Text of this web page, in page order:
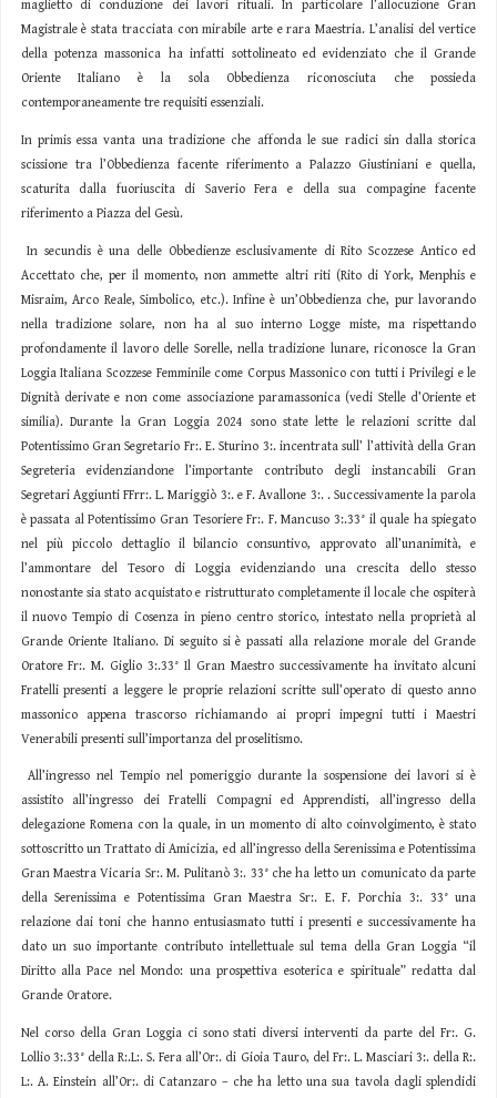
maglietto di conduzione dei lavori rituali. In particolare l’allocuzione Gran
Magistrale è stata tracciata con mirabile arte e rara Maestria. L’analisi del vertice
della potenza massonica ha infatti sottolineato ed evidenziato che il Grande
Oriente Italiano è la sola Obbedienza riconosciuta che possieda
contemporaneamente tre requisiti essenziali.
In primis essa vanta una tradizione che affonda le sue radici sin dalla storica
scissione tra l’Obbedienza facente riferimento a Palazzo Giustiniani e quella,
scaturita dalla fuoriuscita di Saverio Fera e della sua compagine facente
riferimento a Piazza del Gesù.
In secundis è una delle Obbedienze esclusivamente di Rito Scozzese Antico ed
Accettato che, per il momento, non ammette altri riti (Rito di York, Menphis e
Misraim, Arco Reale, Simbolico, etc.). Infine è un’Obbedienza che, pur lavorando
nella tradizione solare, non ha al suo interno Logge miste, ma rispettando
profondamente il lavoro delle Sorelle, nella tradizione lunare, riconosce la Gran
Loggia Italiana Scozzese Femminile come Corpus Massonico con tutti i Privilegi e le
Dignità derivate e non come associazione paramassonica (vedi Stelle d’Oriente et
similia). Durante la Gran Loggia 2024 sono state lette le relazioni scritte dal
Potentissimo Gran Segretario Fr:. E. Sturino 3:. incentrata sull’ l’attività della Gran
Segreteria evidenziandone l’importante contributo degli instancabili Gran
Segretari Aggiunti FFrr:. L. Mariggiò 3:. e F. Avallone 3:. . Successivamente la parola
è passata al Potentissimo Gran Tesoriere Fr:. F. Mancuso 3:.33° il quale ha spiegato
nel più piccolo dettaglio il bilancio consuntivo, approvato all’unanimità, e
l’ammontare del Tesoro di Loggia evidenziando una crescita dello stesso
nonostante sia stato acquistato e ristrutturato completamente il locale che ospiterà
il nuovo Tempio di Cosenza in pieno centro storico, intestato nella proprietà al
Grande Oriente Italiano. Di seguito si è passati alla relazione morale del Grande
Oratore Fr:. M. Giglio 3:.33° Il Gran Maestro successivamente ha invitato alcuni
Fratelli presenti a leggere le proprie relazioni scritte sull’operato di questo anno
massonico appena trascorso richiamando ai propri impegni tutti i Maestri
Venerabili presenti sull’importanza del proselitismo.
All’ingresso nel Tempio nel pomeriggio durante la sospensione dei lavori si è
assistito all’ingresso dei Fratelli Compagni ed Apprendisti, all’ingresso della
delegazione Romena con la quale, in un momento di alto coinvolgimento, è stato
sottoscritto un Trattato di Amicizia, ed all’ingresso della Serenissima e Potentissima
Gran Maestra Vicaria Sr:. M. Pulitanò 3:. 33° che ha letto un comunicato da parte
della Serenissima e Potentissima Gran Maestra Sr:. E. F. Porchia 3:. 33° una
relazione dai toni che hanno entusiasmato tutti i presenti e successivamente ha
dato un suo importante contributo intellettuale sul tema della Gran Loggia “il
Diritto alla Pace nel Mondo: una prospettiva esoterica e spirituale” redatta dal
Grande Oratore.
Nel corso della Gran Loggia ci sono stati diversi interventi da parte del Fr:. G.
Lollio 3:.33° della R:.L:. S. Fera all’Or:. di Gioia Tauro, del Fr:. L. Masciari 3:. della R:.
L:. A. Einstein all’Or:. di Catanzaro – che ha letto una sua tavola dagli splendidi